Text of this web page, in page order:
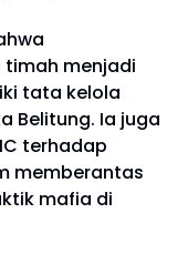
menjadi
tata kelola
Belitung. Ia juga
terhadap
memberantas
mafia di